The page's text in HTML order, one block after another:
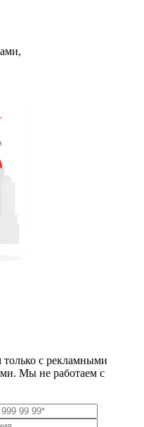
с рекламными
Мы не работаем с